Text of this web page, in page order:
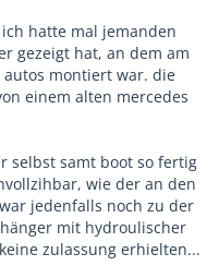
hatte mal jemanden
gezeigt hat, an dem am
montiert war. die
einem alten mercedes
selbst samt boot so fertig
wie der an den
jedenfalls noch zu der
mit hydroulischer
zulassung erhielten...